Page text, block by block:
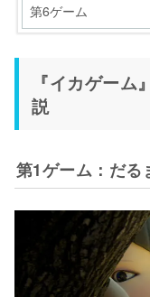
第6ゲーム
第1ゲーム
第2ゲーム
第4ゲーム
第5ゲーム
『イカゲー
説
第1ゲーム：だる